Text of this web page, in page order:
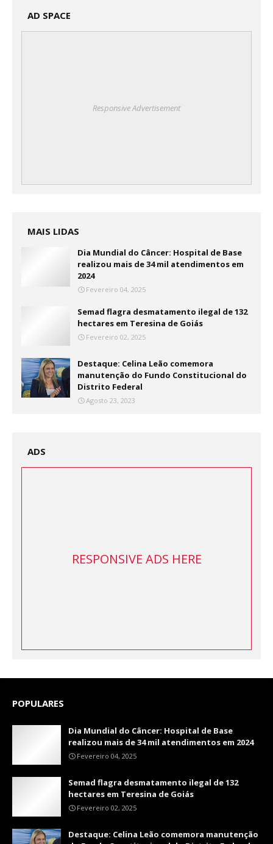
AD SPACE
Responsive Advertisement
MAIS LIDAS
Dia Mundial do Câncer: Hospital de Base
realizou mais de 34 mil atendimentos em
2024
Fevereiro 04, 2025
Semad flagra desmatamento ilegal de 132
hectares em Teresina de Goiás
Fevereiro 02, 2025
Destaque: Celina Leão comemora
manutenção do Fundo Constitucional do
Distrito Federal
Agosto 23, 2023
ADS
RESPONSIVE ADS HERE
POPULARES
Dia Mundial do Câncer: Hospital de Base
realizou mais de 34 mil atendimentos em 2024
Fevereiro 04, 2025
Semad flagra desmatamento ilegal de 132
hectares em Teresina de Goiás
Fevereiro 02, 2025
Destaque: Celina Leão comemora manutenção